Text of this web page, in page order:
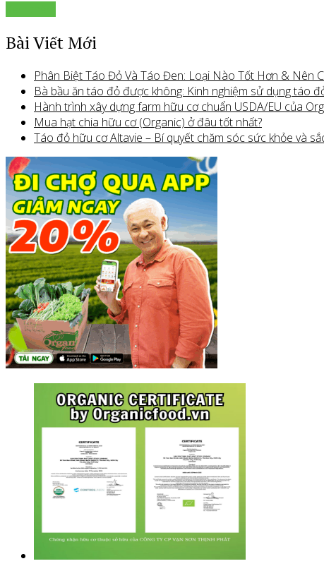
Bài Viết Mới
Phân Biệt Táo Đỏ Và Táo Đen: Loại Nào Tốt Hơn & Nên
Bà bầu ăn táo đỏ được không: Kinh nghiệm sử dụng táo
Hành trình xây dựng farm hữu cơ chuẩn USDA/EU của
Mua hạt chia hữu cơ (Organic) ở đâu tốt nhất?
Táo đỏ hữu cơ Altavie – Bí quyết chăm sóc sức khỏe và